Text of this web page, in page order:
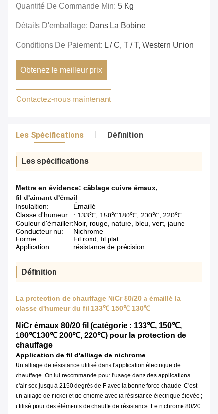
Quantité De Commande Min: 5 Kg
Détails D'emballage: Dans La Bobine
Conditions De Paiement: L / C, T / T, Western Union
Obtenez le meilleur prix
Contactez-nous maintenant
Les Spécifications Définition
Les spécifications
Mettre en évidence: câblage cuivre émaux,
fil d'aimant d'émail
Insulaltion:
Émaillé
Classe d'humeur:
: 133℃, 150℃180℃, 200℃, 220℃
Couleur d'émailler:Noir, rouge, nature, bleu, vert, jaune
Conducteur nu:
Nichrome
Forme:
Fil rond, fil plat
Application:
résistance de précision
Définition
La protection de chauffage NiCr 80/20 a émaillé la
classe d'humeur du fil 133℃ 150℃ 130℃
NiCr émaux 80/20 fil (catégorie : 133℃, 150℃,
180℃130℃ 200℃, 220℃) pour la protection de
chauffage
Application de fil d'alliage de nichrome
Un alliage de résistance utilisé dans l'application électrique de
chauffage. On lui recommande pour l'usage dans des applications
d'air sec jusqu'à 2150 degrés de F avec la bonne force chaude. C'est
un alliage de nickel et de chrome avec la résistance électrique élevée ;
utilisé pour des éléments de chauffe de résistance. Le nichrome 80/20